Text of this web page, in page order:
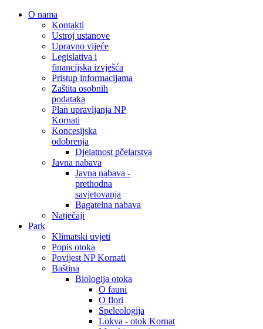
O nama
Kontakti
Ustroj ustanove
Upravno vijeće
Legislativa i
financijska izvješća
Pristup informacijama
Zaštita osobnih
podataka
Plan upravljanja NP
Kornati
Koncesijska
odobrenja
Djelatnost pčelarstva
Javna nabava
Javna nabava -
prethodna
savjetovanja
Bagatelna nabava
Natječaji
Park
Klimatski uvjeti
Popis otoka
Povijest NP Kornati
Baština
Biologija otoka
O fauni
O flori
Speleologija
Lokva - otok Kornat